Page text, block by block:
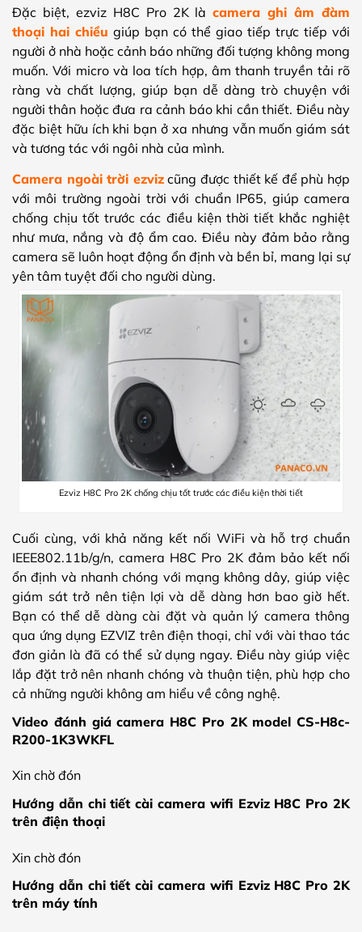
Đặc biệt, ezviz H8C Pro 2K làcamera ghi âm đàm
thoại hai chiều giúp bạn có thể giao tiếp trực tiếp với
người ở nhà hoặc cảnh báo những đối tượng không mong
muốn. Với micro và loa tích hợp, âm thanh truyền tải rõ
ràng và chất lượng, giúp bạn dễ dàng trò chuyện với
người thân hoặc đưa ra cảnh báo khi cần thiết. Điều này
đặc biệt hữu ích khi bạn ở xa nhưng vẫn muốn giám sát
và tương tác với ngôi nhà của mình.
Camera ngoài trời ezvizcũng được thiết kế để phù hợp
với môi trường ngoài trời với chuẩn IP65, giúp camera
chống chịu tốt trước các điều kiện thời tiết khắc nghiệt
như mưa, nắng và độ ẩm cao. Điều này đảm bảo rằng
camera sẽ luôn hoạt động ổn định và bền bỉ, mang lại sự
yên tâm tuyệt đối cho người dùng.
Ezviz H8C Pro 2K chống chịu tốt trước các điều kiện thời tiết
Cuối cùng, với khả năng kết nối WiFi và hỗ trợ chuẩn
IEEE802.11b/g/n, camera H8C Pro 2K đảm bảo kết nối
ổn định và nhanh chóng với mạng không dây, giúp việc
giám sát trở nên tiện lợi và dễ dàng hơn bao giờ hết.
Bạn có thể dễ dàng cài đặt và quản lý camera thông
qua ứng dụng EZVIZ trên điện thoại, chỉ với vài thao tác
đơn giản là đã có thể sử dụng ngay. Điều này giúp việc
lắp đặt trở nên nhanh chóng và thuận tiện, phù hợp cho
cả những người không am hiểu về công nghệ.
Video đánh giá camera H8C Pro 2K model CS-H8c-
R200-1K3WKFL
Xin chờ đón
Hướng dẫn chi tiết cài camera wifi Ezviz H8C Pro 2K
trên điện thoại
Xin chờ đón
Hướng dẫn chi tiết cài camera wifi Ezviz H8C Pro 2K
trên máy tính